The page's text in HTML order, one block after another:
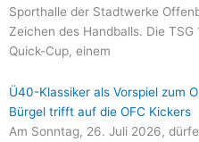
Sporthalle der Stadtwerke
Zeichen des Handballs. Die
Quick-Cup, einem
Ü40-Klassiker als Vorspiel zum
Bürgel trifft auf die OFC Kickers
Am Sonntag, 26. Juli 2026,